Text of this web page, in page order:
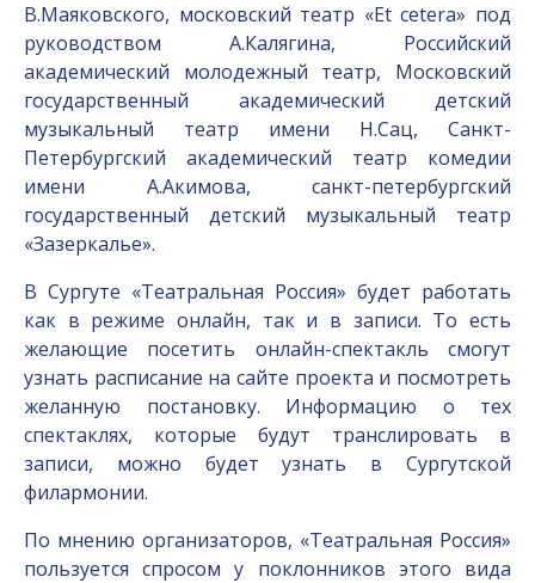
В.Маяковского, московский театр «Et cetera» под
руководством А.Калягина, Российский
академический молодежный театр, Московский
государственный академический детский
музыкальный театр имени Н.Сац, Санкт-
Петербургский академический театр комедии
имени А.Акимова, санкт-петербургский
государственный детский музыкальный театр
«Зазеркалье».
В Сургуте «Театральная Россия» будет работать
как в режиме онлайн, так и в записи. То есть
желающие посетить онлайн-спектакль смогут
узнать расписание на сайте проекта и посмотреть
желанную постановку. Информацию о тех
спектаклях, которые будут транслировать в
записи, можно будет узнать в Сургутской
филармонии.
По мнению организаторов, «Театральная Россия»
пользуется спросом у поклонников этого вида